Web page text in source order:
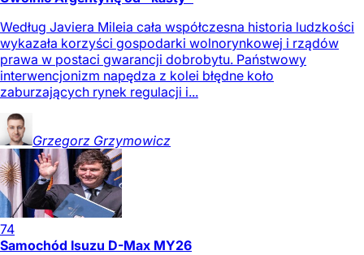
Według Javiera Mileia cała współczesna historia ludzkości
wykazała korzyści gospodarki wolnorynkowej i rządów
prawa w postaci gwarancji dobrobytu. Państwowy
interwencjonizm napędza z kolei błędne koło
zaburzających rynek regulacji i...
Grzegorz Grzymowicz
74
Samochód Isuzu D-Max MY26